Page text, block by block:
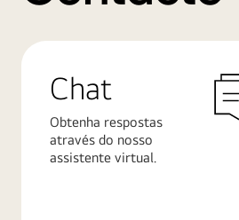
Chat
Obtenha respostas
através do nosso
assistente virtual.